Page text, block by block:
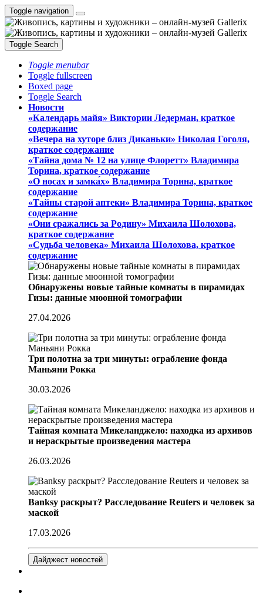
Toggle navigation
Toggle Search
Toggle menubar
Toggle fullscreen
Boxed page
Toggle Search
Новости
«Календарь майя» Виктории Ледерман, краткое
содержание
«Вечера на хуторе близ Диканьки» Николая Гоголя,
краткое содержание
«Тайна дома № 12 на улице Флоретт» Владимира
Торина, краткое содержание
«О носах и замка́х» Владимира Торина, краткое
содержание
«Тайны старой аптеки» Владимира Торина, краткое
содержание
«Они сражались за Родину» Михаила Шолохова,
краткое содержание
«Судьба человека» Михаила Шолохова, краткое
содержание
Обнаружены новые тайные комнаты в пирамидах
Гизы: данные мюонной томографии
27.04.2026
Три полотна за три минуты: ограбление фонда
Маньяни Рокка
30.03.2026
Тайная комната Микеланджело: находка из архивов
и нераскрытые произведения мастера
26.03.2026
Banksy раскрыт? Расследование Reuters и человек за
маской
17.03.2026
Дайджест новостей